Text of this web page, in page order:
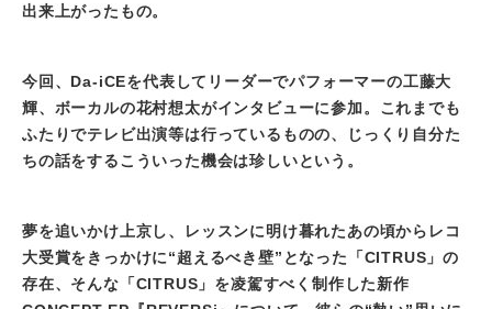
出来上がったもの。
今回、Da-iCEを代表してリーダーでパフォーマーの工藤大
輝、ボーカルの花村想太がインタビューに参加。これまでも
ふたりでテレビ出演等は行っているものの、じっくり自分た
ちの話をするこういった機会は珍しいという。
夢を追いかけ上京し、レッスンに明け暮れたあの頃からレコ
大受賞をきっかけに“超えるべき壁”となった「CITRUS」の
存在、そんな「CITRUS」を凌駕すべく制作した新作